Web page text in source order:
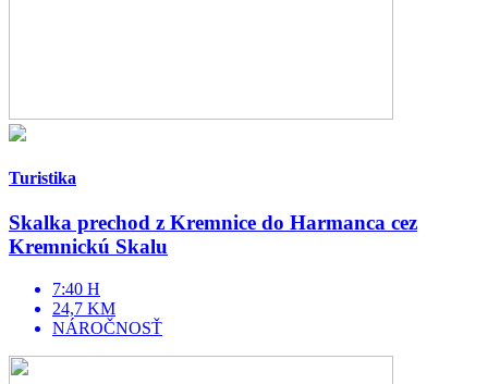
Turistika
Skalka prechod z Kremnice do Harmanca cez
Kremnickú Skalu
7:40 H
24,7 KM
NÁROČNOSŤ